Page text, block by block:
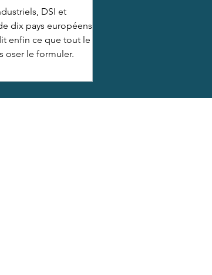
DSI et
dix pays européens :
enfin ce que tout le
oser le formuler.